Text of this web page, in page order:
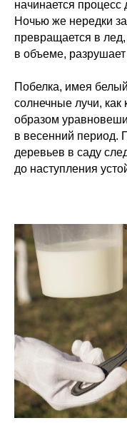
начинается
Ночью же нередки
превращается в
в объеме,
Побелка, имея белый
солнечные лучи, как
образом
в весенний период.
деревьев в саду
до наступления